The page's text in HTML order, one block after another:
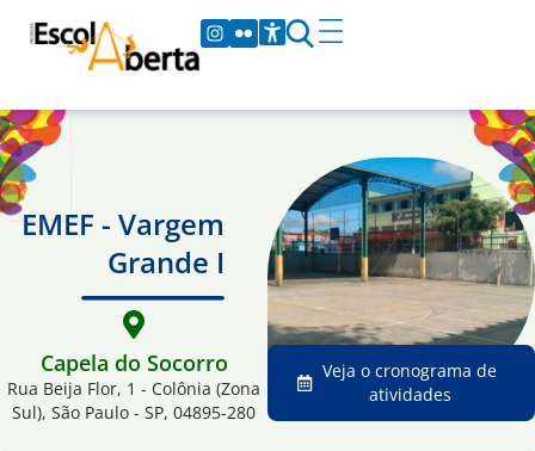
EMEF - Vargem
Grande I
Capela do Socorro
Rua Beija Flor, 1 - Colônia (Zona
Sul), São Paulo - SP, 04895-280
Veja o cronograma de
atividades